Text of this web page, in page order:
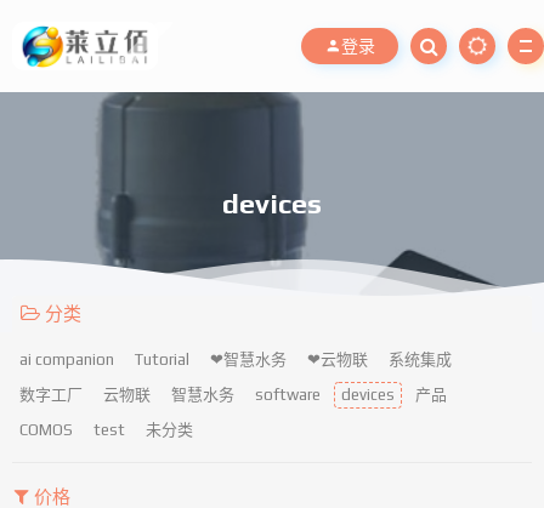
登录
devices
分类
ai companion Tutorial ❤智慧水务 ❤云物联
系统集成
数字工厂
云物联 智慧水务 software devices
产品
COMOS
test 未分类
价格